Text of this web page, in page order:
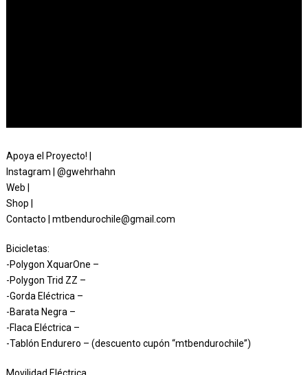
Apoya el Proyecto! |
Instagram | @gwehrhahn
Web |
Shop |
Contacto | mtbendurochile@gmail.com
Bicicletas:
-Polygon XquarOne –
-Polygon Trid ZZ –
-Gorda Eléctrica –
-Barata Negra –
-Flaca Eléctrica –
-Tablón Endurero – (descuento cupón “mtbendurochile”)